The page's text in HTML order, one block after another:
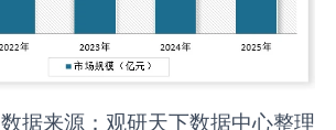
数据来源：观研天下数据中心整理